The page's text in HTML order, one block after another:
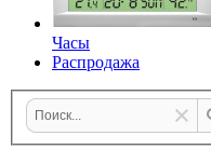
Часы
Распродажа